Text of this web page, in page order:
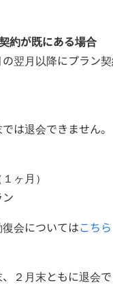
約が既にある場合
翌月以降にプラン契
は退会できません
ヶ月）
会についてはこちら
２月末ともに退会